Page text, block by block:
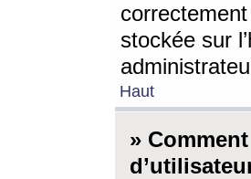
stockée sur
Haut
»